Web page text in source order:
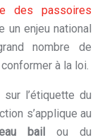
des passoires
un enjeu national
nombre de
à la loi.
l’étiquette du
s’applique au
bail ou du